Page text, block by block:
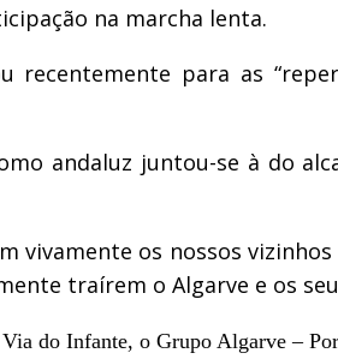
na marcha lenta.
recentemente para as
andaluz juntou-se à do
vivamente os nossos
traírem o Algarve e os
do Infante, o Grupo Algarve –